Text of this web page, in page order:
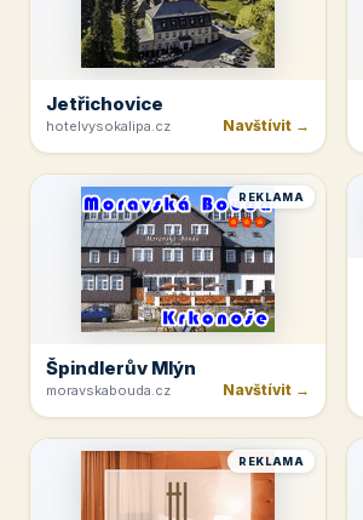
Jetřichovice
hotelvysokalipa.cz Navštívit →
REKLAMA
Špindlerův Mlýn
moravskabouda.cz Navštívit →
REKLAMA